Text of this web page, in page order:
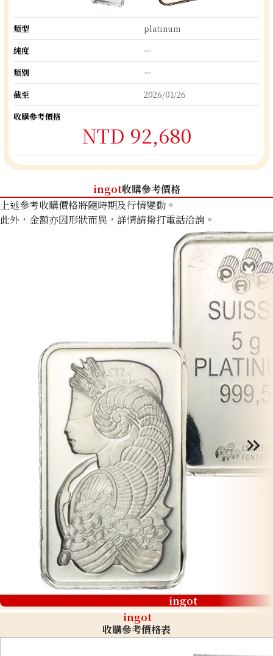
類型
platinum
純度
ー
類別
ー
截至
2026/01/26
收購參考價格
NTD 92,680
ingot收購參考價格
上述參考收購價格將隨時期及行情變動。
此外，金額亦因形狀而異，詳情請撥打電話洽詢。
ingot
ingot
收購參考價格表